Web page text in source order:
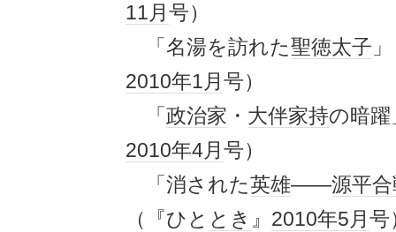
11月 号）
「名湯を訪れた聖徳太子
2010年1月 号）
「 政治家 ・ 大伴家持の暗
2010年4月 号）
「消された英雄――源平
（『ひと とき 』 2010年5月 号